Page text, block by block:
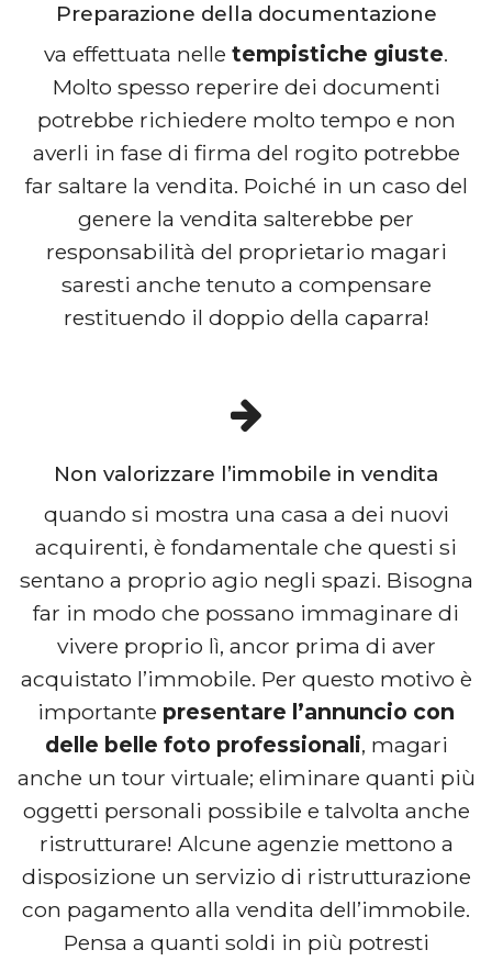
Preparazione della documentazione
va effettuata nelle tempistiche giuste.
Molto spesso reperire dei documenti
potrebbe richiedere molto tempo e non
averli in fase di firma del rogito potrebbe
far saltare la vendita. Poiché in un caso del
genere la vendita salterebbe per
responsabilità del proprietario magari
saresti anche tenuto a compensare
restituendo il doppio della caparra!
Non valorizzare l’immobile in vendita
quando si mostra una casa a dei nuovi
acquirenti, è fondamentale che questi si
sentano a proprio agio negli spazi. Bisogna
far in modo che possano immaginare di
vivere proprio lì, ancor prima di aver
acquistato l’immobile. Per questo motivo è
importante presentare l’annuncio con
delle belle foto professionali, magari
anche un tour virtuale; eliminare quanti più
oggetti personali possibile e talvolta anche
ristrutturare! Alcune agenzie mettono a
disposizione un servizio di ristrutturazione
con pagamento alla vendita dell’immobile.
Pensa a quanti soldi in più potresti